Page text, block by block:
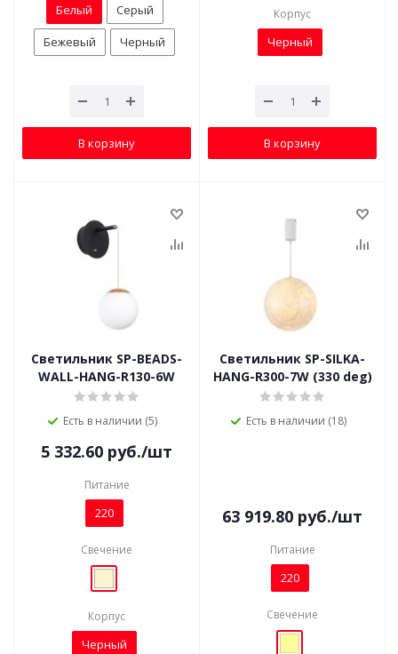
Белый
Серый
Бежевый
Черный
В корзину
Корпус
Черный
В корзину
Светильник SP-BEADS-
WALL-HANG-R130-6W
Есть в наличии (5)
5 332.60 руб./шт
Питание
220
Свечение
Корпус
Черный
Светильник SP-SILKA-
HANG-R300-7W (330 deg)
Есть в наличии (18)
63 919.80 руб./шт
Питание
220
Свечение